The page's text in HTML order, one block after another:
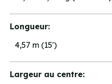
Longueur:
4,57 m (15')
Largeur au centre: